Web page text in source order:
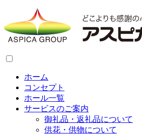
ホーム
コンセプト
ホール一覧
サービスのご案内
御礼品・返礼品について
供花・供物について